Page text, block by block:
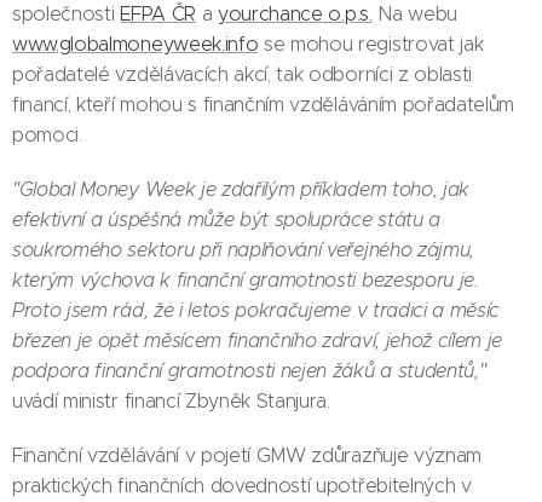
společnosti EFPA ČR a yourchance o.p.s. Na webu
www.globalmoneyweek.info se mohou registrovat jak
pořadatelé vzdělávacích akcí, tak odborníci z oblasti
financí, kteří mohou s finančním vzděláváním pořadatelům
pomoci.
"Global Money Week je zdařilým příkladem toho, jak
efektivní a úspěšná může být spolupráce státu a
soukromého sektoru při naplňování veřejného zájmu,
kterým výchova k finanční gramotnosti bezesporu je.
Proto jsem rád, že i letos pokračujeme v tradici a měsíc
březen je opět měsícem finančního zdraví, jehož cílem je
podpora finanční gramotnosti nejen žáků a studentů,"
uvádí ministr financí Zbyněk Stanjura.
Finanční vzdělávání v pojetí GMW zdůrazňuje význam
praktických finančních dovedností upotřebitelných v